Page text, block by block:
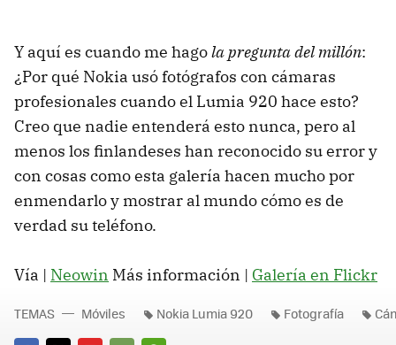
Y aquí es cuando me hagola pregunta del millón:
¿Por qué Nokia usó fotógrafos con cámaras
profesionales cuando el Lumia 920 hace esto?
Creo que nadie entenderá esto nunca, pero al
menos los finlandeses han reconocido su error y
con cosas como esta galería hacen mucho por
enmendarlo y mostrar al mundo cómo es de
verdad su teléfono.
Vía | Neowin Más información | Galería en Flickr
TEMAS Móviles Nokia Lumia 920 Fotografía